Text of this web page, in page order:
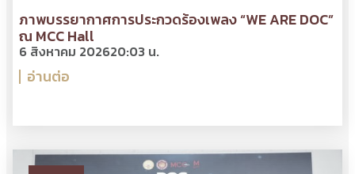
ภาพบรรยากาศการประกวดร้องเพลง “WE ARE DOC”
ณ MCC Hall
6 สิงหาคม 202620:03 น.
อ่านต่อ